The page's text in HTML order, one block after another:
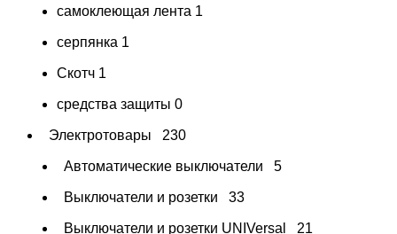
самоклеющая лента 1
серпянка 1
Скотч 1
средства защиты 0
Электротовары 230
Автоматические выключатели 5
Выключатели и розетки 33
Выключатели и розетки UNIVersal 21